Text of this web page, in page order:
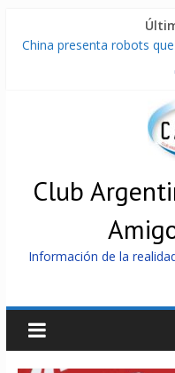
China presenta robots
Nuevas sanciones de
cooperación militar con
Brutal represión contra
Distribuyen en Cuba
Argentina
Milei firmó
Club
Información de la